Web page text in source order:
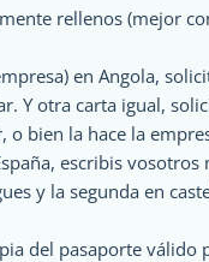
rellenos (mejor
en Angola,
Y otra carta igual,
o bien la hace la
escribis
y la segunda en
del pasaporte